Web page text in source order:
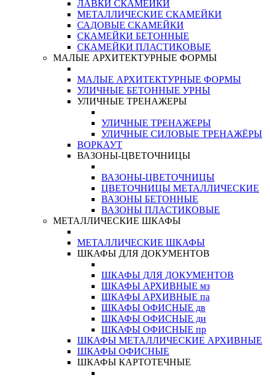
ЛАВКИ СКАМЕЙКИ
МЕТАЛЛИЧЕСКИЕ СКАМЕЙКИ
САДОВЫЕ СКАМЕЙКИ
СКАМЕЙКИ БЕТОННЫЕ
СКАМЕЙКИ ПЛАСТИКОВЫЕ
МАЛЫЕ АРХИТЕКТУРНЫЕ ФОРМЫ
МАЛЫЕ АРХИТЕКТУРНЫЕ ФОРМЫ
УЛИЧНЫЕ БЕТОННЫЕ УРНЫ
УЛИЧНЫЕ ТРЕНАЖЕРЫ
УЛИЧНЫЕ ТРЕНАЖЕРЫ
УЛИЧНЫЕ СИЛОВЫЕ ТРЕНАЖЁРЫ
ВОРКАУТ
ВАЗОНЫ-ЦВЕТОЧНИЦЫ
ВАЗОНЫ-ЦВЕТОЧНИЦЫ
ЦВЕТОЧНИЦЫ МЕТАЛЛИЧЕСКИЕ
ВАЗОНЫ БЕТОННЫЕ
ВАЗОНЫ ПЛАСТИКОВЫЕ
МЕТАЛЛИЧЕСКИЕ ШКАФЫ
МЕТАЛЛИЧЕСКИЕ ШКАФЫ
ШКАФЫ ДЛЯ ДОКУМЕНТОВ
ШКАФЫ ДЛЯ ДОКУМЕНТОВ
ШКАФЫ АРХИВНЫЕ мз
ШКАФЫ АРХИВНЫЕ па
ШКАФЫ ОФИСНЫЕ дв
ШКАФЫ ОФИСНЫЕ ди
ШКАФЫ ОФИСНЫЕ пр
ШКАФЫ МЕТАЛЛИЧЕСКИЕ АРХИВНЫЕ
ШКАФЫ ОФИСНЫЕ
ШКАФЫ КАРТОТЕЧНЫЕ